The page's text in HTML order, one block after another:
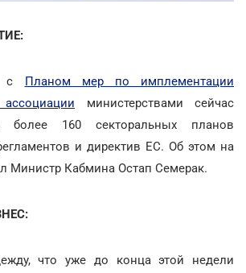
с Планом мер по имплементации
министерствами сейчас
более 160 секторальных планов
и директив ЕС. Об этом на
Министр Кабмина Остап Семерак.
что уже до конца этой недели